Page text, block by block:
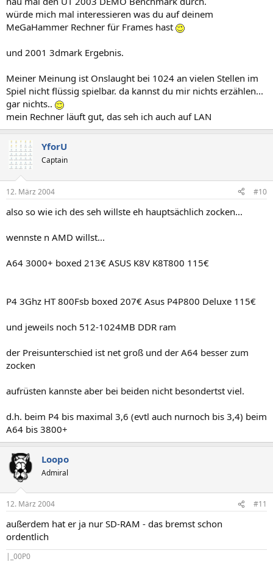
auf lan... schonmal soundquality auf save gestellt ? und treiber auf
performance?
geht
onslought auch ohne probleme in 1024...
würde mich mal interessieren was du auf deinem
MeGaHammer Rechner für Frames hast
und 2001 3dmark Ergebnis.
Meiner Meinung ist Onslaught bei 1024 an vielen Stellen im
Spiel nicht flüssig spielbar. da kannst du mir nichts erzählen...
gar nichts..
mein Rechner läuft gut, das seh ich auch auf LAN
YforU
Captain
12. März 2004 #10
also so wie ich des seh willste eh hauptsächlich zocken...
wennste n AMD willst...
A64 3000+ boxed 213€ ASUS K8V K8T800 115€
P4 3Ghz HT 800Fsb boxed 207€ Asus P4P800 Deluxe 115€
und jeweils noch 512-1024MB DDR ram
der Preisunterschied ist net groß und der A64 besser zum
zocken
aufrüsten kannste aber bei beiden nicht besondertst viel.
d.h. beim P4 bis maximal 3,6 (evtl auch nurnoch bis 3,4) beim
A64 bis 3800+
Loopo
Admiral
12. März 2004 #11
außerdem hat er ja nur SD-RAM - das bremst schon
ordentlich
|_00P0